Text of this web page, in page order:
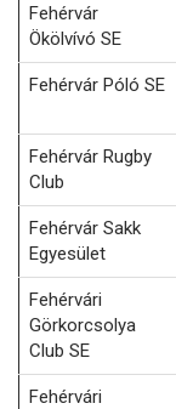
Fehérvár
Ökölvívó SE
Fehérvár Póló SE
Fehérvár Rugby
Club
Fehérvár Sakk
Egyesület
Fehérvári
Görkorcsolya
Club SE
Fehérvári